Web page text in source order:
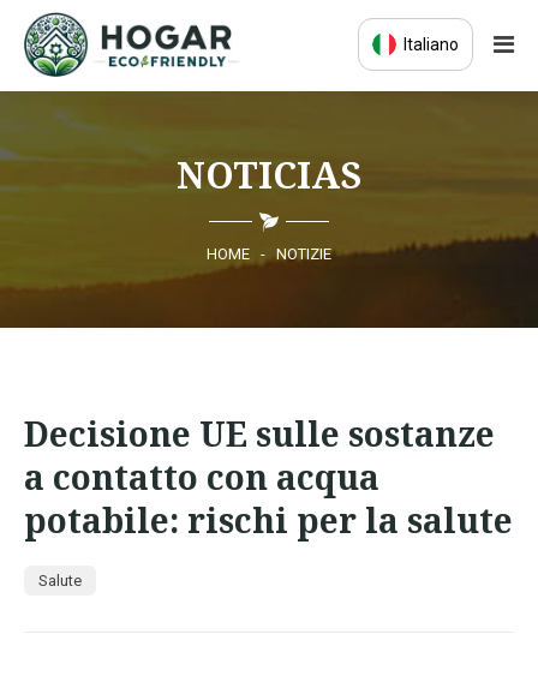
Italiano
CONTATTI
NOTICIAS
HOME - NOTIZIE
Decisione UE sulle sostanze
a contatto con acqua
potabile: rischi per la salute
Salute